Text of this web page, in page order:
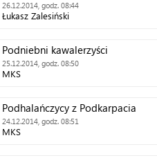
26.12.2014, godz. 08:44
Łukasz Zalesiński
Podniebni kawalerzyści
25.12.2014, godz. 08:50
MKS
Podhalańczycy z Podkarpacia
24.12.2014, godz. 08:51
MKS